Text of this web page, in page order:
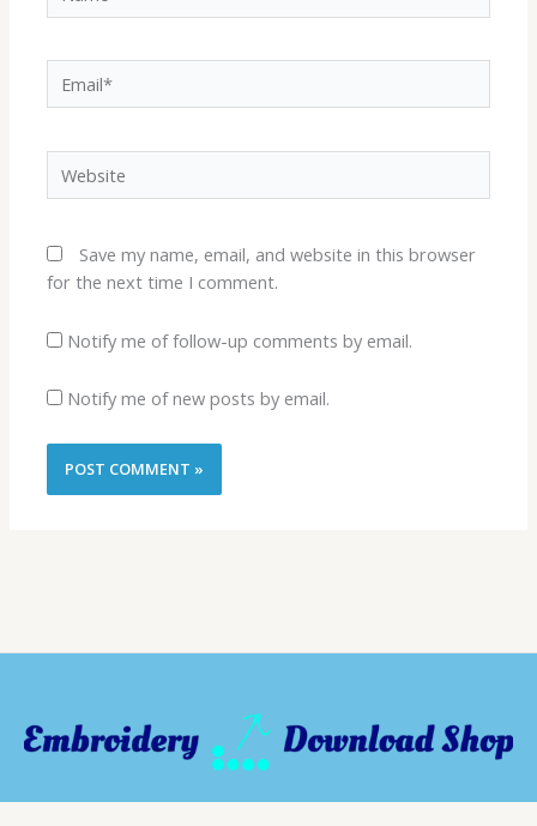
Save my name, email, and website in this browser
for the next time I comment.
Notify me of follow-up comments by email.
Notify me of new posts by email.